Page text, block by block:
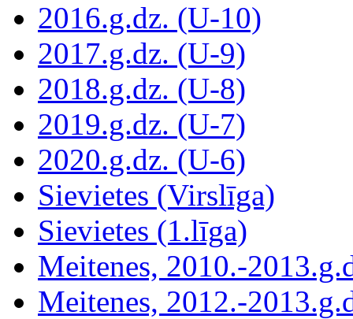
2016.g.dz. (U-10)
2017.g.dz. (U-9)
2018.g.dz. (U-8)
2019.g.dz. (U-7)
2020.g.dz. (U-6)
Sievietes (Virslīga)
Sievietes (1.līga)
Meitenes, 2010.-
Meitenes, 2012.-